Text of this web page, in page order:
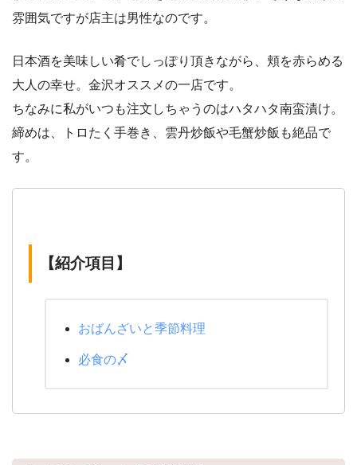
雰囲気ですが店主は男性なのです。
日本酒を美味しい肴でしっぽり頂きながら、頬を赤らめる
大人の幸せ。金沢オススメの一店です。
ちなみに私がいつも注文しちゃうのはハタハタ南蛮漬け。
締めは、トロたく手巻き、雲丹炒飯や毛蟹炒飯も絶品で
す。
【紹介項目】
おばんざいと季節料理
必食の〆